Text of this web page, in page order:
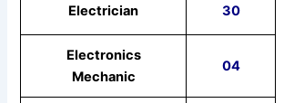
Electrician 30
Electronics
Mechanic
04